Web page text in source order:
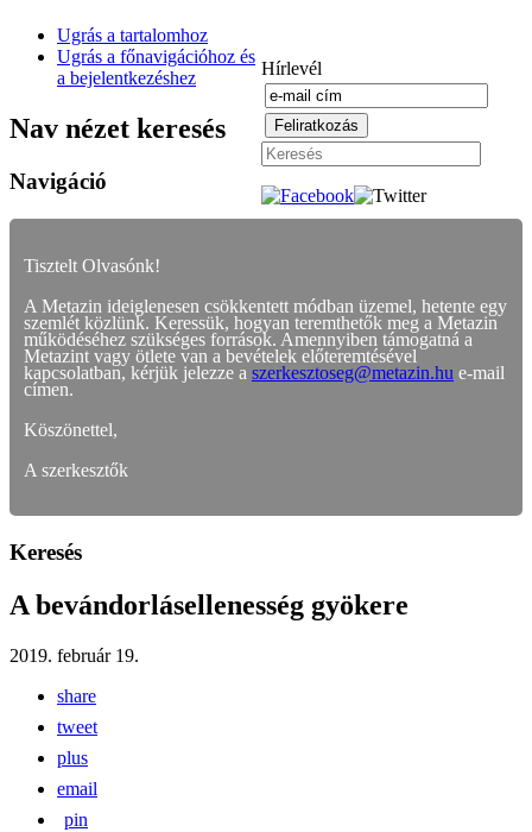
Hírlevél
Ugrás a tartalomhoz
Ugrás a főnavigációhoz és
a bejelentkezéshez
Nav nézet keresés
Navigáció
Tisztelt Olvasónk!
A Metazin ideiglenesen csökkentett módban üzemel, hetente egy
szemlét közlünk. Keressük, hogyan teremthetők meg a Metazin
működéséhez szükséges források. Amennyiben támogatná a
Metazint vagy ötlete van a bevételek előteremtésével
kapcsolatban, kérjük jelezze a szerkesztoseg@metazin.hu e-mail
címen.
Köszönettel,
A szerkesztők
Keresés
A bevándorlásellenesség gyökere
2019. február 19.
share
tweet
plus
email
pin